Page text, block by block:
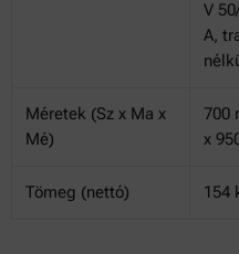
V
A,
Méretek (Sz x Ma x
Mé)
700
x
Tömeg (nettó) 154